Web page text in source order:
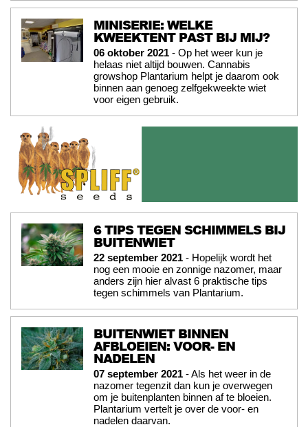
MINISERIE: WELKE
KWEEKTENT PAST BIJ MIJ?
06 oktober 2021 - Op het weer kun je
helaas niet altijd bouwen. Cannabis
growshop Plantarium helpt je daarom ook
binnen aan genoeg zelfgekweekte wiet
voor eigen gebruik.
6 TIPS TEGEN SCHIMMELS BIJ
BUITENWIET
22 september 2021 - Hopelijk wordt het
nog een mooie en zonnige nazomer, maar
anders zijn hier alvast 6 praktische tips
tegen schimmels van Plantarium.
BUITENWIET BINNEN
AFBLOEIEN: VOOR- EN
NADELEN
07 september 2021 - Als het weer in de
nazomer tegenzit dan kun je overwegen
om je buitenplanten binnen af te bloeien.
Plantarium vertelt je over de voor- en
nadelen daarvan.